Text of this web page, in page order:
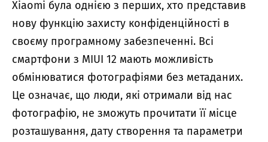
Xiaomi була однією з перших, хто представив
нову функцію захисту конфіденційності в
своєму програмному забезпеченні. Всі
смартфони з MIUI 12 мають можливість
обмінюватися фотографіями без метаданих.
Це означає, що люди, які отримали від нас
фотографію, не зможуть прочитати її місце
розташування, дату створення та параметри